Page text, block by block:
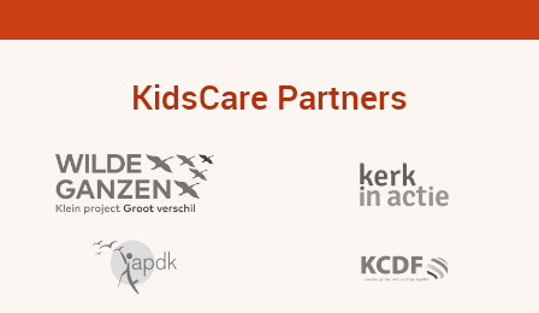
KidsCare Partners